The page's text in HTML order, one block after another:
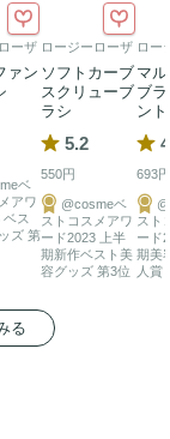
ーザ
ァン
ベ
アワ
ベス
ズ 第
ロージーローザ
ソフトカーブ
スクリューブ
ラシ
5.2
550円
@cosmeベ
ストコスメアワ
ード2023 上半
期新作ベスト美
容グッズ 第3位
ロー
マ
ブ
ン
693円
スト
ード
期美
人賞
る